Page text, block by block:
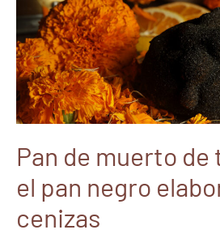
Pan de muerto
el pan negro
cenizas